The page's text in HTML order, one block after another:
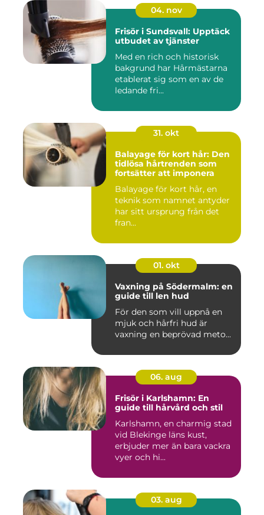
04. nov
Frisör i Sundsvall: Upptäck
utbudet av tjänster
Med en rich och historisk
bakgrund har Hårmästarna
etablerat sig som en av de
ledande fri...
31. okt
Balayage för kort hår: Den
tidlösa hårtrenden som
fortsätter att imponera
Balayage för kort hår, en
teknik som namnet antyder
har sitt ursprung från det
fran...
01. okt
Vaxning på Södermalm: en
guide till len hud
För den som vill uppnå en
mjuk och hårfri hud är
vaxning en beprövad meto...
06. aug
Frisör i Karlshamn: En
guide till hårvård och stil
Karlshamn, en charmig stad
vid Blekinge läns kust,
erbjuder mer än bara vackra
vyer och hi...
03. aug